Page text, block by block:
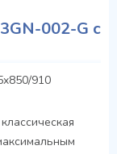
002-G с
910